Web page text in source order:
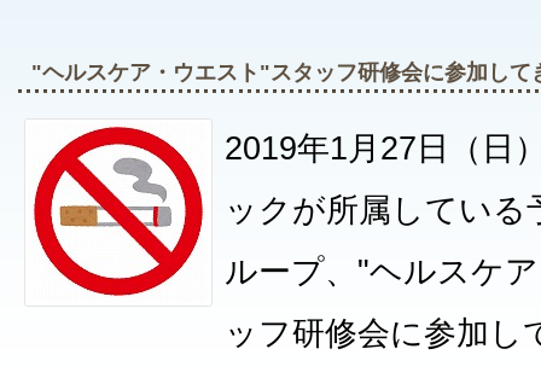
"ヘルスケア・ウエスト"スタッフ研修会に参加して
2019年1月27日（日
ックが所属してい
ループ、"ヘルスケ
ッフ研修会に参加し